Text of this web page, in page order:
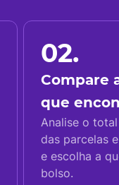
02.
Compare
que
Analise o
das parcelas
e escolha a
bolso.